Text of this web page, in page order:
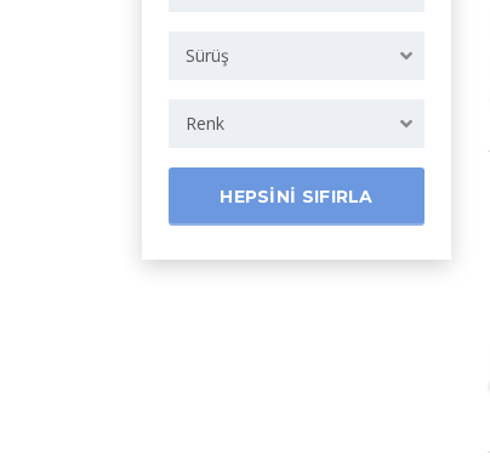
Sürüş
Renk
HEPSINI SIFIRLA